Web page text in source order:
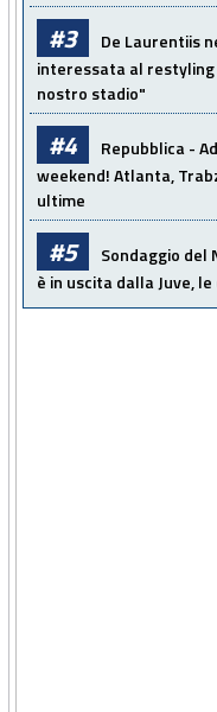
#3
De Laurentiis
interessata al
nostro stadio"
#4
Repubblica -
weekend! Atlanta,
ultime
#5
Sondaggio del
è in uscita dalla Juve,